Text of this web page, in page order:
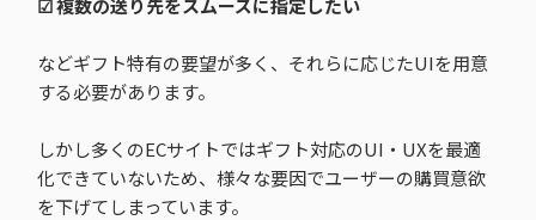
☑︎ 複数の送り先をスムーズに指定したい
などギフト特有の要望が多く、それらに応じたUIを用意
する必要があります。
しかし多くのECサイトではギフト対応のUI・UXを最適
化できていないため、様々な要因でユーザーの購買意欲
を下げてしまっています。